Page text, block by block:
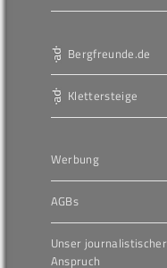
Bergfreunde.de
Klettersteige
Werbung
AGBs
Unser journalistischer
Anspruch